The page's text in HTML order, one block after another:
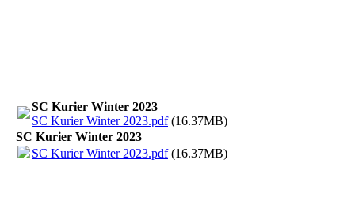
SC Kurier Winter 2023
SC Kurier Winter 2023.pdf(16.37MB)
SC Kurier Winter 2023
SC Kurier Winter 2023.pdf(16.37MB)